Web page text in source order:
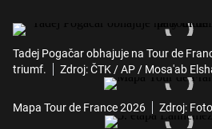
Tadej Pogačar obhajuje na Tour de
triumf.
Zdroj: ČTK / AP / Mosa'ab
Mapa Tour de France 2026 Zdroj: